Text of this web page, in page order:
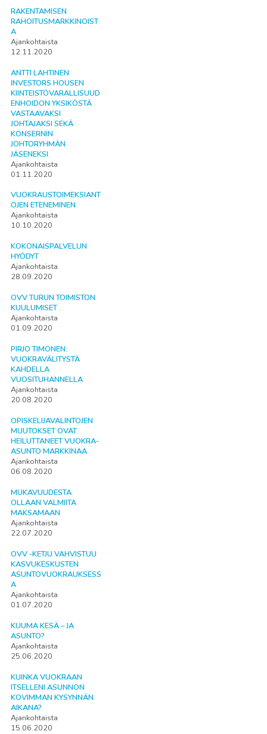
RAKENTAMISEN
RAHOITUSMARKKINOIST
A
Ajankohtaista
12.11.2020
ANTTI LAHTINEN
INVESTORS HOUSEN
KIINTEISTÖVARALLISUUD
ENHOIDON YKSIKÖSTÄ
VASTAAVAKSI
JOHTAJAKSI SEKÄ
KONSERNIN
JOHTORYHMÄN
JÄSENEKSI.
Ajankohtaista
01.11.2020
VUOKRAUSTOIMEKSIANT
OJEN ETENEMINEN
Ajankohtaista
10.10.2020
KOKONAISPALVELUN
HYÖDYT
Ajankohtaista
28.09.2020
OVV TURUN TOIMISTON
KUULUMISET
Ajankohtaista
01.09.2020
PIRJO TIMONEN:
VUOKRAVÄLITYSTÄ
KAHDELLA
VUOSITUHANNELLA
Ajankohtaista
20.08.2020
OPISKELIJAVALINTOJEN
MUUTOKSET OVAT
HEILUTTANEET VUOKRA-
ASUNTO MARKKINAA
Ajankohtaista
06.08.2020
MUKAVUUDESTA
OLLAAN VALMIITA
MAKSAMAAN
Ajankohtaista
22.07.2020
OVV -KETJU VAHVISTUU
KASVUKESKUSTEN
ASUNTOVUOKRAUKSESS
A
Ajankohtaista
01.07.2020
KUUMA KESÄ – JA
ASUNTO?
Ajankohtaista
25.06.2020
KUINKA VUOKRAAN
ITSELLENI ASUNNON
KOVIMMAN KYSYNNÄN
AIKANA?
Ajankohtaista
15.06.2020